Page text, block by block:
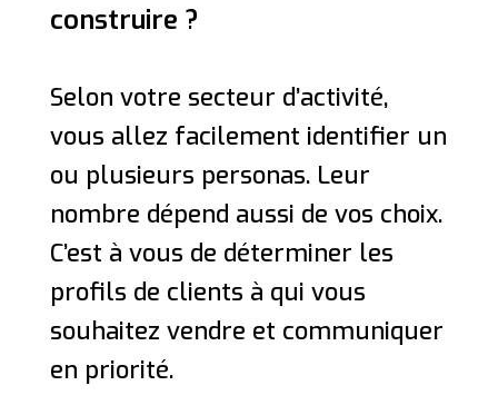
construire ?
Selon votre secteur d’activité,
vous allez facilement identifier un
ou plusieurs personas. Leur
nombre dépend aussi de vos choix.
C’est à vous de déterminer les
profils de clients à qui vous
souhaitez vendre et communiquer
en priorité.